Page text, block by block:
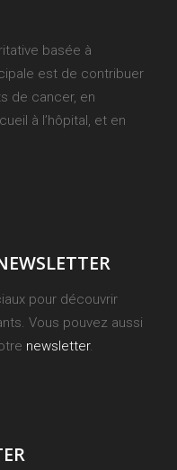
basée à
est de contribuer
de cancer, en
à l’hôpital, et en
pour découvrir
Vous pouvez aussi
newsletter.